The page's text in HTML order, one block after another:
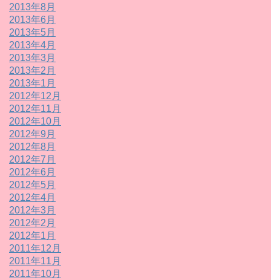
2013年8月
2013年6月
2013年5月
2013年4月
2013年3月
2013年2月
2013年1月
2012年12月
2012年11月
2012年10月
2012年9月
2012年8月
2012年7月
2012年6月
2012年5月
2012年4月
2012年3月
2012年2月
2012年1月
2011年12月
2011年11月
2011年10月